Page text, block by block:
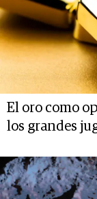
El oro como
los grandes